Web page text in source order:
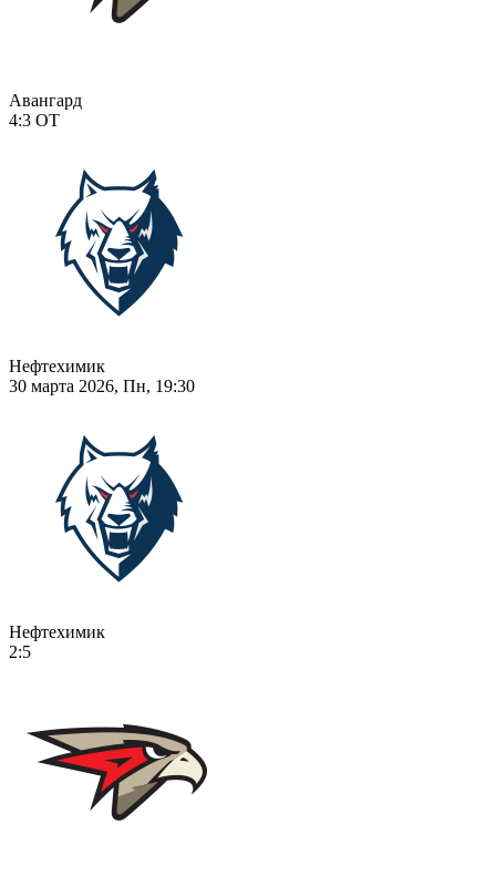
Авангард
4:3 ОТ
Нефтехимик
30 марта 2026, Пн, 19:30
Нефтехимик
2:5